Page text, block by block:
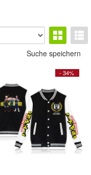
Suche speichern
- 34%